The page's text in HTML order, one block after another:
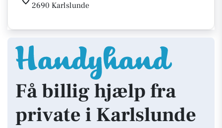
2690 Karlslunde
Få billig hjælp fra
private i Karlslunde